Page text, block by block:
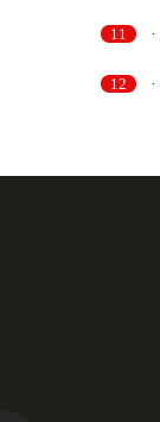
11
12